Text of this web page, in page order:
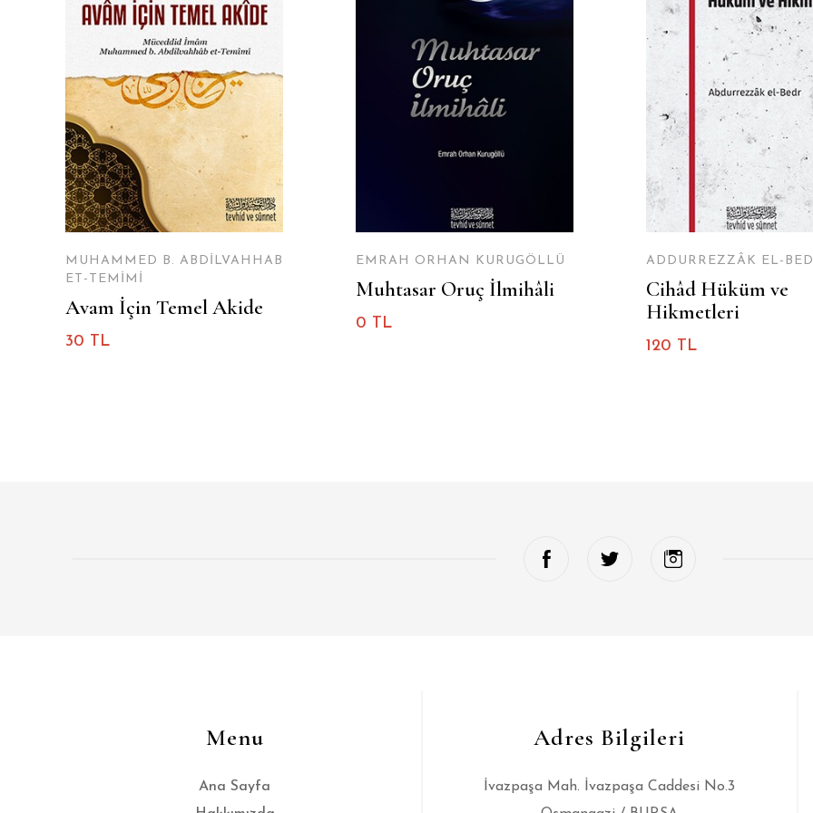
MUHAMMED B. ABDILVAHHAB
ET-TEMIMI
Avam İçin Temel Akide
30 TL
EMRAH ORHAN KURUGÖLLÜ
Muhtasar Oruç İlmihâli
0 TL
ADDURREZZÂK EL-
Cihâd Hüküm ve
Hikmetleri
120 TL
Menu
Ana Sayfa
Adres Bilgileri
İvazpaşa Mah. İvazpaşa Caddesi No.3